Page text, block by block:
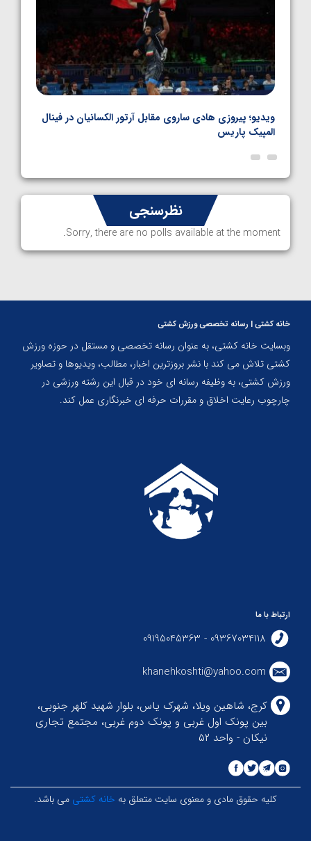
ویدیو؛ پیروزی هادی ساروی مقابل آرتور الکسانیان در فینال
المپیک پاریس
نظرسنجی
Sorry, there are no polls available at the moment.
خانه کشتی | رسانه تخصصی ورزش کشتی
وبسایت خانه کشتی، به عنوان رسانه تخصصی و مستقل در حوزه ورزش
کشتی تلاش می کند با نشر بروزترین اخبار، مطالب، ویدیوها و تصاویر
ورزش کشتی، به وظیفه رسانه ای خود در قبال این رشته ورزشی در
چارچوب رعایت اخلاق و مقررات حرفه ای خبرنگاری عمل کند.
ارتباط با ما
09367034118 - 09195045363
khanehkoshti@yahoo.com
کرج، شاهین ویلا، شهرک یاس، بلوار شهید کلهر جنوبی،
بین پونک اول غربی و پونک دوم غربی، مجتمع تجاری
نیکان - واحد ۵۲
کلیه حقوق مادی و معنوی سایت متعلق به خانه کشتی می باشد.